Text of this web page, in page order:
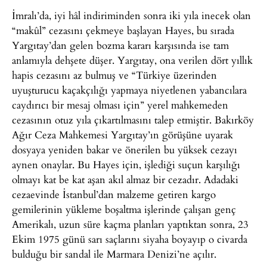
İmralı’da, iyi hâl indiriminden sonra iki yıla inecek olan
“makûl” cezasını çekmeye başlayan Hayes, bu sırada
Yargıtay’dan gelen bozma kararı karşısında ise tam
anlamıyla dehşete düşer. Yargıtay, ona verilen dört yıllık
hapis cezasını az bulmuş ve “Türkiye üzerinden
uyuşturucu kaçakçılığı yapmaya niyetlenen yabancılara
caydırıcı bir mesaj olması için” yerel mahkemeden
cezasının otuz yıla çıkartılmasını talep etmiştir. Bakırköy
Ağır Ceza Mahkemesi Yargıtay’ın görüşüne uyarak
dosyaya yeniden bakar ve önerilen bu yüksek cezayı
aynen onaylar. Bu Hayes için, işlediği suçun karşılığı
olmayı kat be kat aşan akıl almaz bir cezadır. Adadaki
cezaevinde İstanbul’dan malzeme getiren kargo
gemilerinin yükleme boşaltma işlerinde çalışan genç
Amerikalı, uzun süre kaçma planları yaptıktan sonra, 23
Ekim 1975 günü sarı saçlarını siyaha boyayıp o civarda
bulduğu bir sandal ile Marmara Denizi’ne açılır.